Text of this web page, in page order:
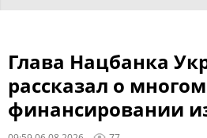
Глава Нацбанка
рассказал о
финансировании